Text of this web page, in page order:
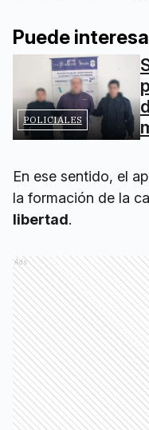
Puede
POLICIALES
En ese sentido, el
la formación de la
libertad.
Ads